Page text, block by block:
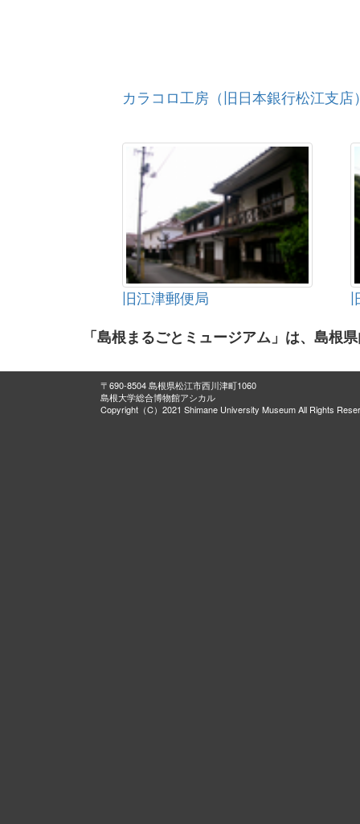
カラコロ工房（旧日本銀行松江支店
旧江津郵便局
「島根まるごとミュージアム」は、島根
〒690-8504 島根県松江市西川津町1060
島根大学総合博物館アシカル
Copyright（C）2021 Shimane University Museum All Rights